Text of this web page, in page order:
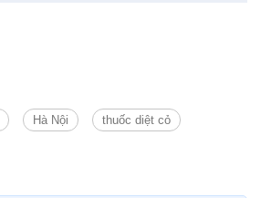
Hà Nội thuốc diệt cỏ